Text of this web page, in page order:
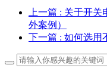
上一篇 : 关于开关
外案例）
下一篇 : 如何选用